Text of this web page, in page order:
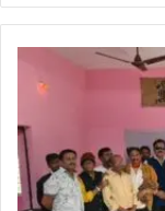
जिलाध्यक्ष
अभिताभ
नामदेव